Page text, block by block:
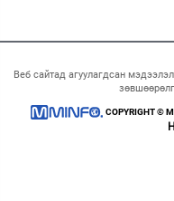
Веб сайтад агуулагдсан
COPYRIGHT ©